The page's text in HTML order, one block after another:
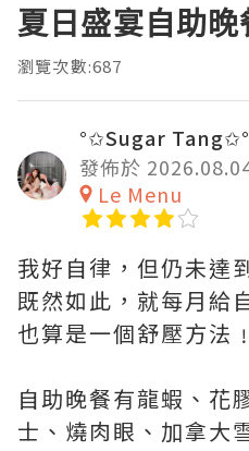
夏日盛宴自助晚
瀏覽次數:687
°✩Sugar Tang✩°
發佈於
Le Menu
我好自律，但仍未達
既然如此，就每月給
也算是一個舒壓方法﹗
自助晚餐有龍蝦、花
士、燒肉眼、加拿大